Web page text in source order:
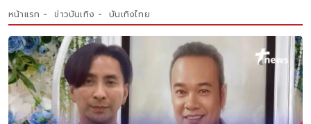
หน้าแรก ข่าวบันเทิง บันเทิงไทย